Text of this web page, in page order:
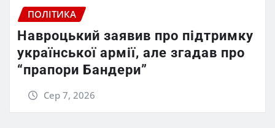
ПОЛІТИКА
Навроцький заявив про підтримку
української армії, але згадав про
“прапори Бандери”
Сер 7, 2026